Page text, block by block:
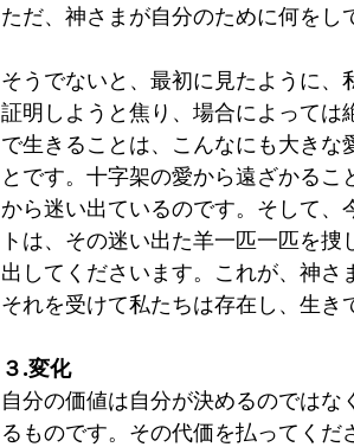
ただ、神さまが自分のために何をし
そうでないと、最初に見たように、
証明しようと焦り、場合によって
で生きることは、こんなにも大き
とです。十字架の愛から遠ざかる
から迷い出ているのです。そして
トは、その迷い出た羊一匹一匹を
出してくださいます。これが、神さ
それを受けて私たちは存在し、生き
３.変化
自分の価値は自分が決めるのでは
るものです。その代価を払ってく